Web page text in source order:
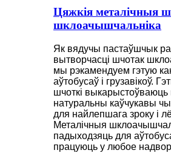
Цяжкія металічныя
шклоачышчальніка
Як вядучы пастаўшчык
вытворчасці шчотак
мы рэкамендуем гэтую
аўтобусаў і грузавікоў.
шчоткі
натуральны каўчукавы
для найлепшага зроку і
Металічныя
падыходзяць для
працуюць у любое